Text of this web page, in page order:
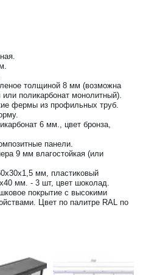
толщиной 8 мм (возможна
поликарбонат монолитный).
фермы из профильных труб.
6 мм., цвет бронза,
панели.
9 мм влагостойкая (или
мм, пластиковый
мм. - 3 шт, цвет шоколад.
покрытие с высокими
Цвет по палитре RAL по